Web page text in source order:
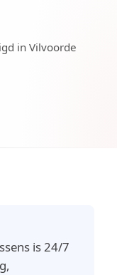
in Vilvoorde
is 24/7